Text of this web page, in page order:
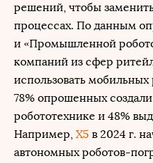
решений, чтобы
процессах. По данным
и «Промышленной
компаний из сфер
использовать мобильных
78% опрошенных
робототехнике и 48%
Например, X5 в 2024 г.
автономных роботов-